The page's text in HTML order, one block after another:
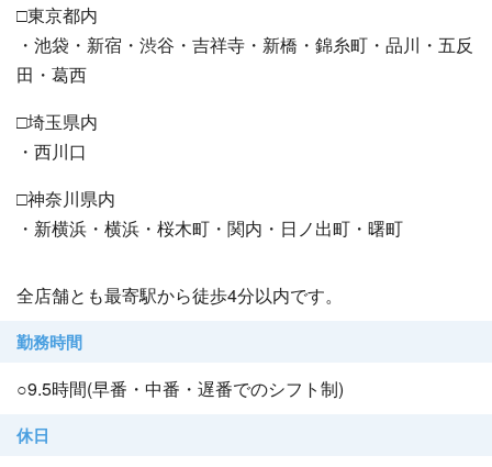
□東京都内
・池袋・新宿・渋谷・吉祥寺・新橋・錦糸町・品川・五反
田・葛西
□埼玉県内
・西川口
□神奈川県内
・新横浜・横浜・桜木町・関内・日ノ出町・曙町
全店舗とも最寄駅から徒歩4分以内です。
勤務時間
○9.5時間(早番・中番・遅番でのシフト制)
休日